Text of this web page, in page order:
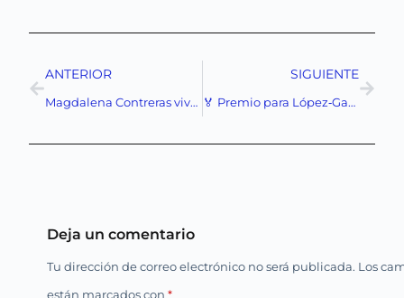
ANTERIOR
Magdalena Contreras vive una transformación histórica: proyectos que cambian la vida en El Tanque
SIGUIENTE
🏅 Premio para López‑Gatell: Representará a México en la OMS pese a la polémica
Deja un comentario
Tu dirección de correo electrónico no será publicada. Los
están marcados con*